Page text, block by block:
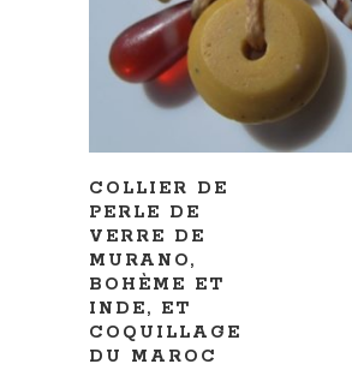
COLLIER DE
PERLE DE
VERRE DE
MURANO,
BOHÈME ET
INDE, ET
COQUILLAGE
DU MAROC